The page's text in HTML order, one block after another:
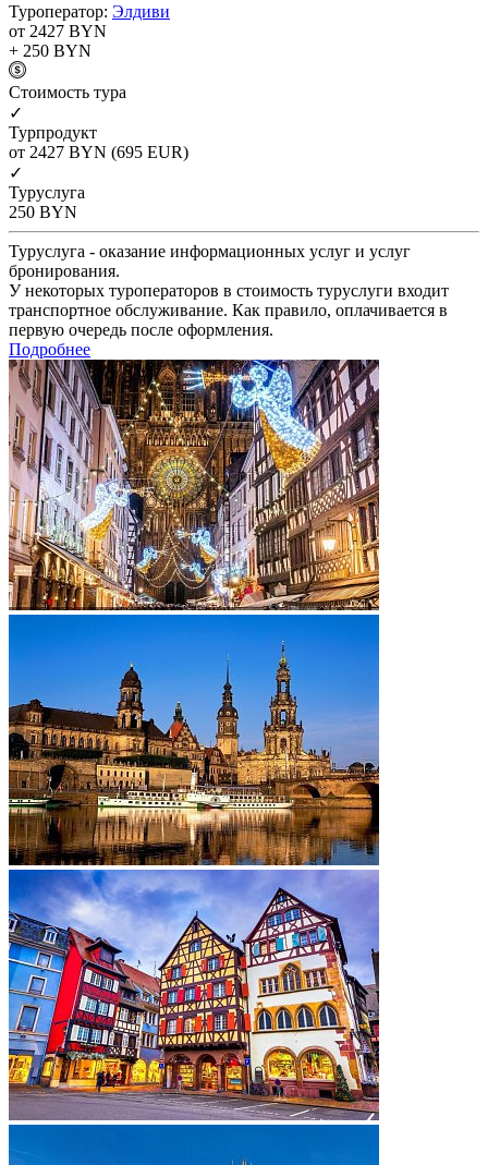
Туроператор: Элдиви
от 2427 BYN
+ 250 BYN
Cтоимость тура
✓
Турпродукт
от 2427 BYN (695 EUR)
✓
Туруслуга
250 BYN
Туруслуга - оказание информационных услуг и услуг
бронирования.
У некоторых туроператоров в стоимость туруслуги входит
транспортное обслуживание. Как правило, оплачивается в
первую очередь после оформления.
Подробнее